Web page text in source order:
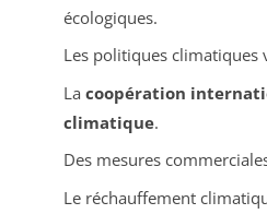
écologiques.
Les politiques climatiques
La coopération
climatique.
Des mesures
Le réchauffement